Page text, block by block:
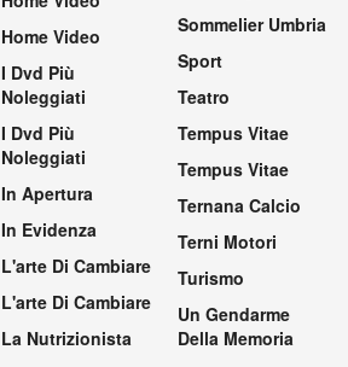
Home Video
I Dvd Più
Noleggiati
I Dvd Più
Noleggiati
In Apertura
In Evidenza
L'arte Di Cambiare
L'arte Di Cambiare
La Nutrizionista
Sommelier Umbria
Sport
Teatro
Tempus Vitae
Tempus Vitae
Ternana Calcio
Terni Motori
Turismo
Un Gendarme
Della Memoria